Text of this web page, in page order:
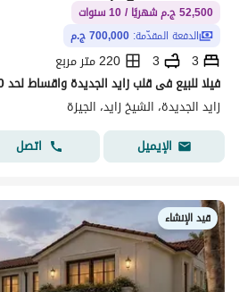
52,500 ج.م شهريًا / 10 سنوات
الدفعة المقدّمة: 700,000 ج.م
3
3
220 متر مربع
فيلا للبيع فى قلب زايد الجديدة واقساط لحد 10 سنين
زايد الجديدة، الشيخ زايد، الجيزة
الإيميل
اتصل
قيد الإنشاء